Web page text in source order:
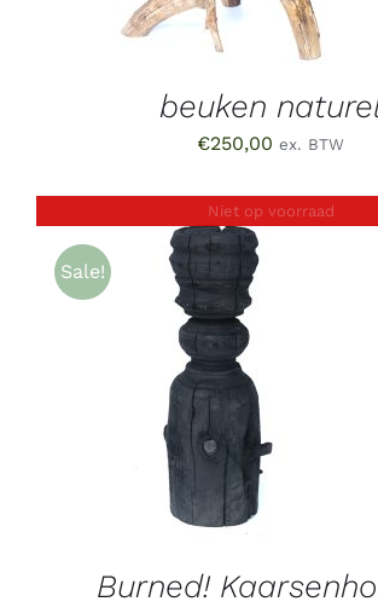
beuken
€250,00 ex. BTW
Niet op voorraad
Sale!
DETAILS
Burned!